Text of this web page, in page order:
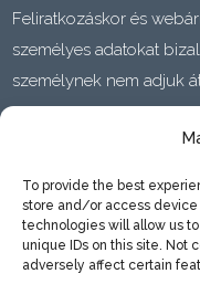
To provide the best
store and/or access
technologies will allow us
unique IDs on this site. Not
adversely affect certain
Feliratkozáskor és
személyes adatokat
személynek nem adjuk
TUDNIVALÓK